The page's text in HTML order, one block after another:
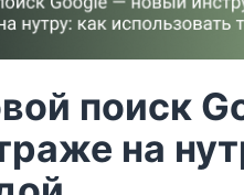
поиск
на